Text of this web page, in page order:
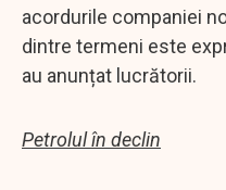
acordurile companiei
dintre termeni este
au anunțat lucrătorii.
Petrolul în declin